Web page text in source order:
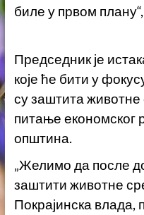
биле у првом
Председник је
које ће бити у
су заштита животне
питање економског
општина.
„Желимо да после
заштити животне
Покрајинска